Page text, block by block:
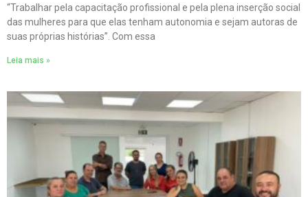
“Trabalhar pela capacitação profissional e pela plena inserção social
das mulheres para que elas tenham autonomia e sejam autoras de
suas próprias histórias”. Com essa
Leia mais »